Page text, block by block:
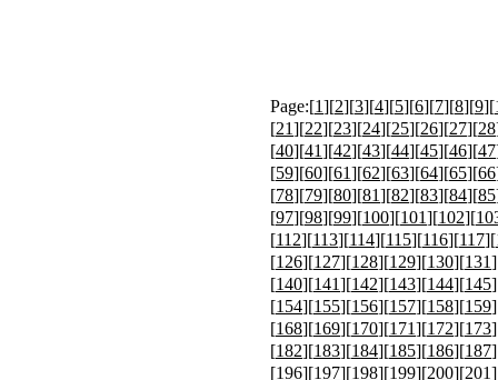
Page:[1][2][3][4][5][6][7][8][9][
[21][22][23][24][25][26][27][28
[40][41][42][43][44][45][46][47
[59][60][61][62][63][64][65][66
[78][79][80][81][82][83][84][85
[97][98][99][100][101][102][
[112][113][114][115][116][117][
[126][127][128][129][130][131
[140][141][142][143][144][145
[154][155][156][157][158][159
[168][169][170][171][172][173
[182][183][184][185][186][187
[196][197][198][199][200][201